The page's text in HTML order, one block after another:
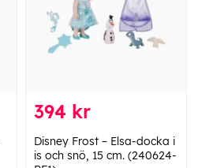
394 kr
Disney Frost – Elsa-docka i
is och snö, 15 cm. (240624-